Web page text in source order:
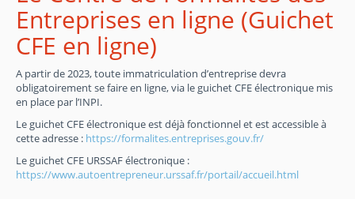
Entreprises en ligne (Guichet
CFE en ligne)
A partir de 2023, toute immatriculation d’entreprise devra
obligatoirement se faire en ligne, via le guichet CFE électronique mis
en place par l’INPI.
Le guichet CFE électronique est déjà fonctionnel et est accessible à
cette adresse : https://formalites.entreprises.gouv.fr/
Le guichet CFE URSSAF électronique :
https://www.autoentrepreneur.urssaf.fr/portail/accueil.html